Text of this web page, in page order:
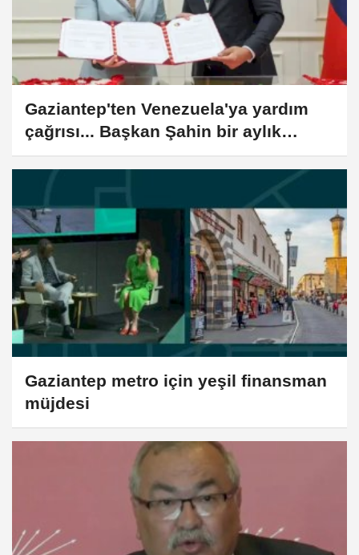
Gaziantep'ten Venezuela'ya yardım
çağrısı... Başkan Şahin bir aylık
maaşını bağışladı
Gaziantep metro için yeşil finansman
müjdesi